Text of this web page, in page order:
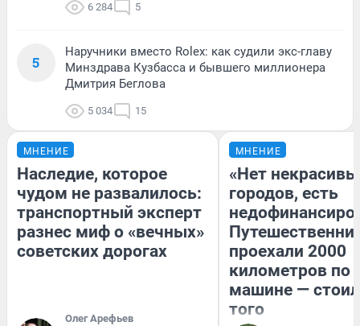
6 284 5
5
Наручники вместо Rolex: как судили экс-главу
Минздрава Кузбасса и бывшего миллионера
Дмитрия Беглова
5 034 15
МНЕНИЕ
Наследие, которое
чудом не развалилось:
транспортный эксперт
разнес миф о «вечных»
советских дорогах
Олег Арефьев
МНЕНИЕ
«Нет
городов, есть
проехали 2000
километров по
машине —
того